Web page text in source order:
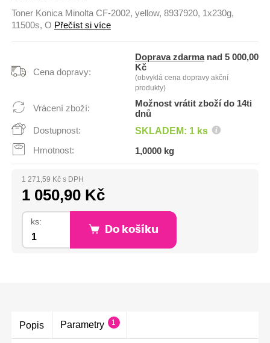
Toner Konica Minolta CF-2002, yellow, 8937920, 1x230g,
11500s, O Přečíst si více
Cena dopravy:
Doprava zdarmanad 5 000,00
Kč
(obvyklá cena dopravy akční
produkty)
Vrácení zboží:
Možnost vrátit zboží do 14ti
dnů
Dostupnost:
SKLADEM: 1 ks
Hmotnost: 1,0000 kg
1 271,59 Kč s DPH
1 050,90 Kč
ks:
Do košíku
Popis Parametry 1